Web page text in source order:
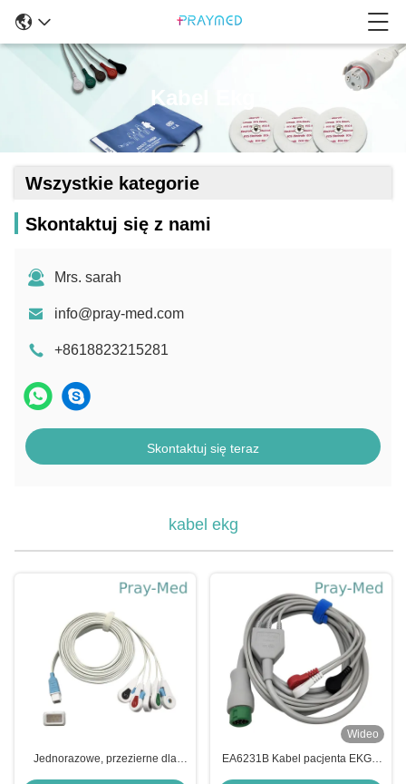
Kabel Ekg
Wszystkie kategorie
Skontaktuj się z nami
Mrs. sarah
info@pray-med.com
+8618823215281
Skontaktuj się teraz
kabel ekg
Jednorazowe, przezierne dla
Wideo
EA6231B Kabel pacjenta EKG z